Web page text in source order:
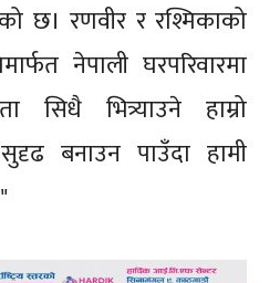
छ। रणवीर र रश्मिकाको
नेपाली घरपरिवारमा
सिधै भित्र्याउने हाम्रो
बनाउन पाउँदा हामी